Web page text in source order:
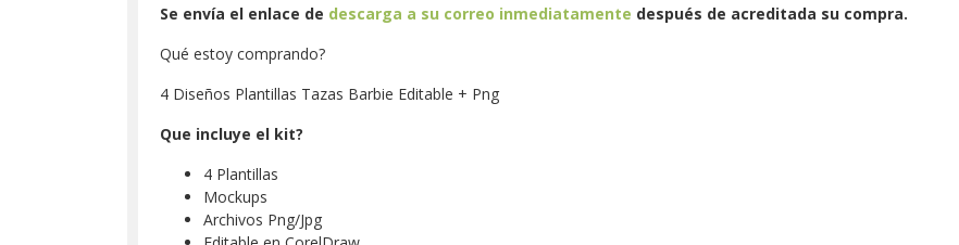
Se envía el enlace de descarga a su correo inmediatamente después de acreditada su compra.
Qué estoy comprando?
4 Diseños Plantillas Tazas Barbie Editable + Png
Que incluye el kit?
4 Plantillas
Mockups
Archivos Png/Jpg